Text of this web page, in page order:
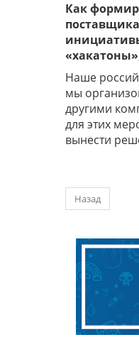
Как
Наше
мы
другими
для этих
вынести
Назад